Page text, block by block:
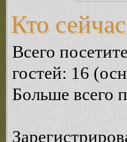
Кто
Всего
гостей: 16
Больше всего